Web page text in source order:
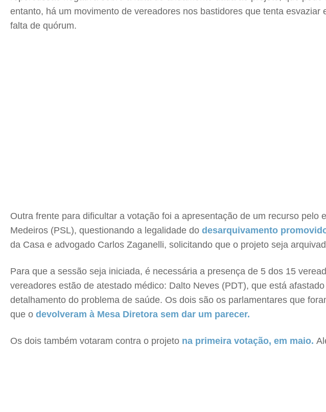
entanto, há um movimento de vereadores nos bastidores que tenta
falta de quórum.
Outra frente para dificultar a votação foi a apresentação de um recurso
Medeiros (PSL), questionando a legalidade do desarquivamento
da Casa e advogado Carlos Zaganelli, solicitando que o projeto seja
Para que a sessão seja iniciada, é necessária a presença de 5 dos 15
vereadores estão de atestado médico: Dalto Neves (PDT), que está
detalhamento do problema de saúde. Os dois são os parlamentares que
que o devolveram à Mesa Diretora sem dar um parecer.
Os dois também votaram contra o projeto na primeira votação, em maio.